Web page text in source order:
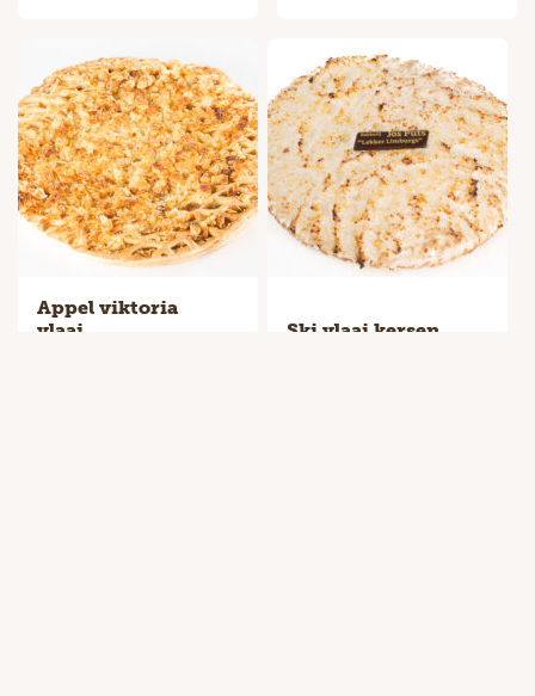
Appel viktoria
vlaai
Ski vlaai kersen